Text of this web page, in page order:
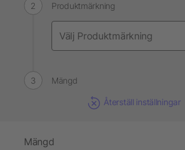
Produktmärkning
Mängd
Återställ inställningar
Mängd